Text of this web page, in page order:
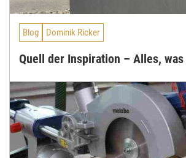
Blog Dominik Ricker
Quell der Inspiration – Alles,